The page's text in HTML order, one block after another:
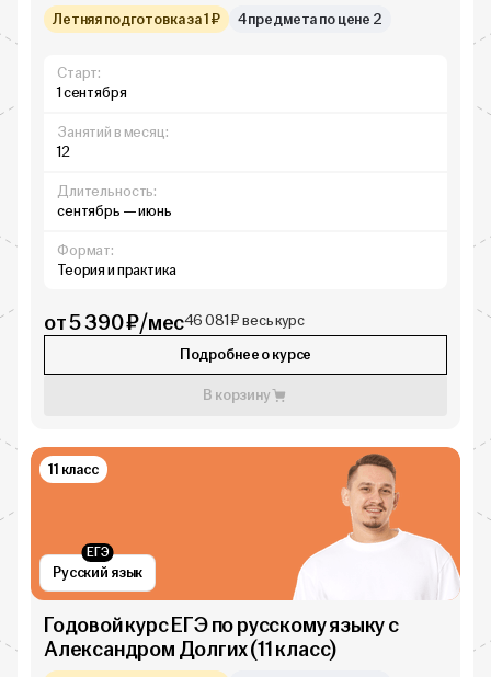
Летняя подготовка за 1 ₽ 4 предмета по цене 2
Старт:
1 сентября
Занятий в месяц:
12
Длительность:
сентябрь — июнь
Формат:
Теория и практика
от 5 390 ₽/мес46 081 ₽ весь курс
Подробнее о курсе
В корзину
Русский язык
ЕГЭ
11 класс
Годовой курс ЕГЭ по русскому языку с
Александром Долгих (11 класс)